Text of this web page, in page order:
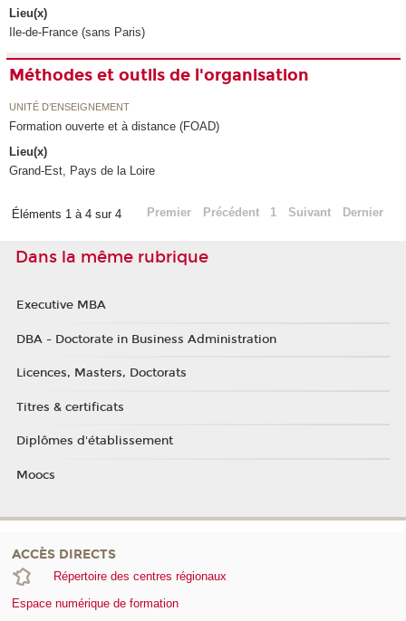
Lieu(x)
Ile-de-France (sans Paris)
Méthodes et outils de l'organisation
UNITÉ D’ENSEIGNEMENT
Formation ouverte et à distance (FOAD)
Lieu(x)
Grand-Est, Pays de la Loire
Éléments 1 à 4 sur 4 Premier Précédent 1 Suivant Dernier
Dans la même rubrique
Executive MBA
DBA - Doctorate in Business Administration
Licences, Masters, Doctorats
Titres & certificats
Diplômes d'établissement
Moocs
ACCÈS DIRECTS
Répertoire des centres régionaux
Espace numérique de formation